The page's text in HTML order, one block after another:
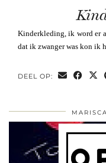
Kinderkleding, ik word er
dat ik zwanger was kon ik
DEEL OP:
MARISCA